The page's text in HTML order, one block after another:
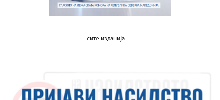
сите изданија